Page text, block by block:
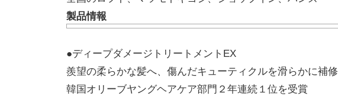
製品情報
●ディープダメージトリートメントEX
羨望の柔らかな髪へ、傷んだキューティクルを滑らかに補修
韓国オリーブヤングヘアケア部門２年連続１位を受賞